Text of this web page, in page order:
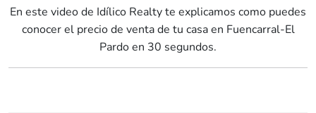
En este video de Idílico Realty te explicamos como puedes
conocer el precio de venta de tu casa en Fuencarral-El
Pardo en 30 segundos.